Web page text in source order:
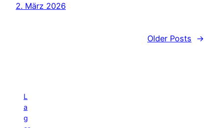
2. März 2026
Older Posts →
L
a
g